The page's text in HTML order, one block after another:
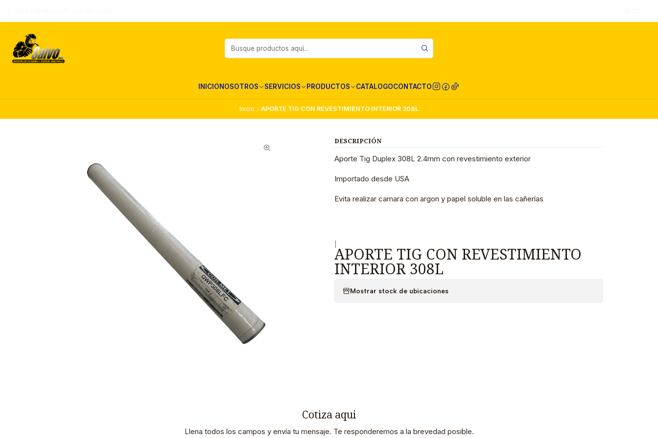
INICIONOSOTROS SERVICIOS PRODUCTOS CATALOGOCONTACTO
Inicio APORTE TIG CON REVESTIMIENTO INTERIOR 308L
DESCRIPCIÓN
Aporte Tig Duplex 308L 2.4mm con revestimiento exterior
Importado desde USA
Evita realizar camara con argon y papel soluble en las cañerías
APORTE TIG CON REVESTIMIENTO
INTERIOR 308L
Mostrar stock de ubicaciones
Cotiza aqui
Llena todos los campos y envía tu mensaje. Te responderemos a la brevedad posible.